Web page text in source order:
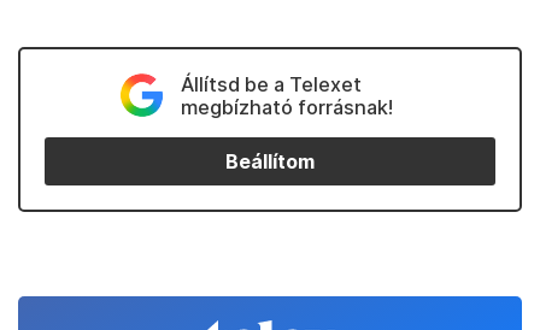
Állítsd be a Telexet
megbízható forrásnak!
Beállítom